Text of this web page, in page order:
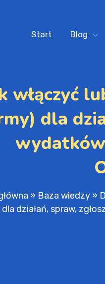
Start Blog
włączyć
dla
» Baza wiedzy»
dla działań, spraw,